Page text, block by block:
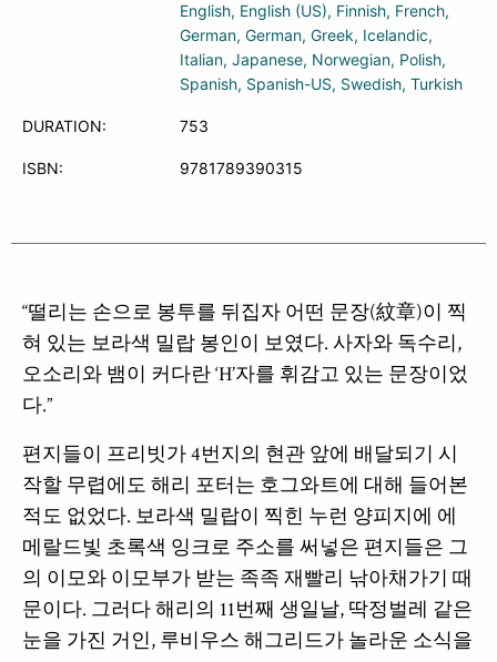
English English (US) Finnish French
German German Greek Icelandic
Italian Japanese Norwegian Polish
Spanish Spanish-US Swedish Turkish
DURATION: 753
ISBN: 9781789390315
“떨리는 손으로 봉투를 뒤집자 어떤 문장(紋章)이 찍
혀 있는 보라색 밀랍 봉인이 보였다. 사자와 독수리,
오소리와 뱀이 커다란 ‘H’자를 휘감고 있는 문장이었
다.”
편지들이 프리빗가 4번지의 현관 앞에 배달되기 시
작할 무렵에도 해리 포터는 호그와트에 대해 들어본
적도 없었다. 보라색 밀랍이 찍힌 누런 양피지에 에
메랄드빛 초록색 잉크로 주소를 써넣은 편지들은 그
의 이모와 이모부가 받는 족족 재빨리 낚아채가기 때
문이다. 그러다 해리의 11번째 생일날, 딱정벌레 같은
눈을 가진 거인, 루비우스 해그리드가 놀라운 소식을